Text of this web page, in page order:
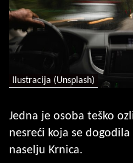
Ilustracija (Unsplash)
Jedna je osoba teško
nesreći koja se
naselju Krnica.